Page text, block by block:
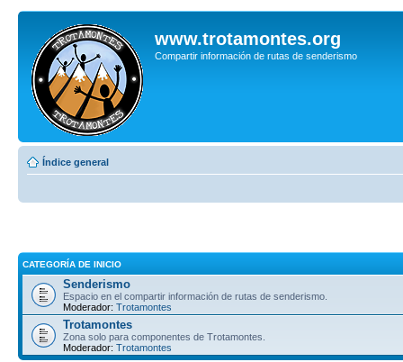
www.trotamontes.org
Compartir información de rutas de senderismo
Índice general
CATEGORÍA DE INICIO
Senderismo
Espacio en el compartir información de rutas de senderismo.
Moderador: Trotamontes
Trotamontes
Zona solo para componentes de Trotamontes.
Moderador: Trotamontes